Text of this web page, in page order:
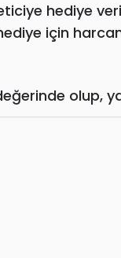
hediye
için
olup,